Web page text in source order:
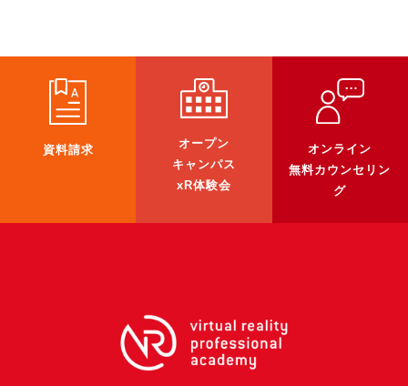
イベント
ブログ
企業向け
3D Gaussian Splatting アプリ開発研修
資料請求
オープン
キャンパス
xR体験会
オンライン
無料カウンセリン
グ